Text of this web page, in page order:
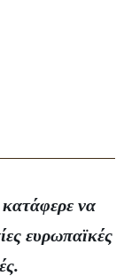
να
ευρωπαϊκές